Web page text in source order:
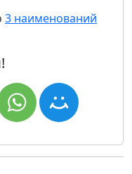
3 наименований